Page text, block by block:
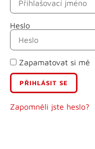
Heslo
Zapamatovat si mě
Zapomněli jste heslo?
Příjmení
E-mail
Uživatelské jméno